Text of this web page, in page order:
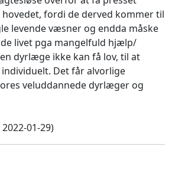
fordi de derved kommer til
levende væsner og endda måske
livet pga mangelfuld hjælp/
dyrlæge ikke kan få lov, til at
Det får alvorlige
veluddannede dyrlæger og
01-29)